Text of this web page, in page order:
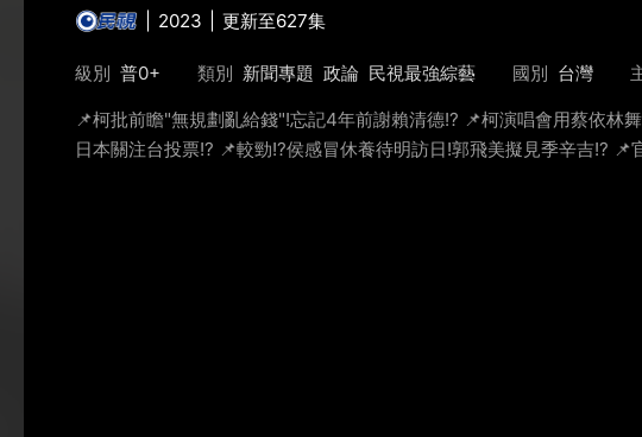
2023 更新至627集
級別 普0+ 類別 新聞專題 政論 民視最強綜藝 國別 台灣
📌柯批前瞻"無規劃亂給錢"!忘記4年前謝賴清德!? 📌柯演唱會用蔡依林
日本關注台投票!? 📌較勁!?侯感冒休養待明訪日!郭飛美擬見季辛吉!?